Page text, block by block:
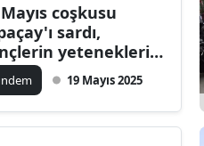
coşkusu
sardı,
yetenekleri
doldurdu19 Mayıs 2025